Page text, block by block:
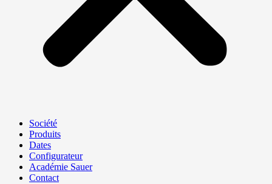
Société
Produits
Dates
Configurateur
Académie Sauer
Contact